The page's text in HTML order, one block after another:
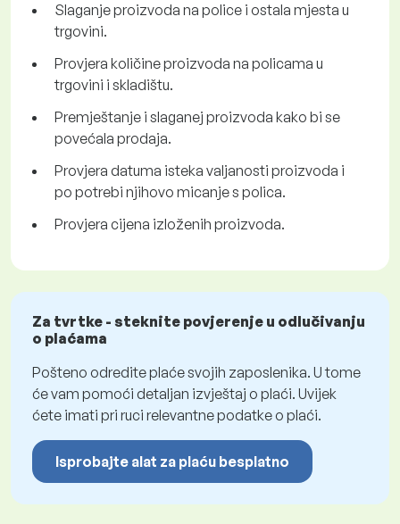
Slaganje proizvoda na police i ostala mjesta u
trgovini.
Provjera količine proizvoda na policama u
trgovini i skladištu.
Premještanje i slaganej proizvoda kako bi se
povećala prodaja.
Provjera datuma isteka valjanosti proizvoda i
po potrebi njihovo micanje s polica.
Provjera cijena izloženih proizvoda.
Za tvrtke - steknite povjerenje u odlučivanju
o plaćama
Pošteno odredite plaće svojih zaposlenika. U tome
će vam pomoći detaljan izvještaj o plaći. Uvijek
ćete imati pri ruci relevantne podatke o plaći.
Isprobajte alat za plaću besplatno